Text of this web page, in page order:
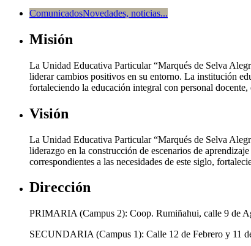
ComunicadosNovedades, noticias...
Misión
La Unidad Educativa Particular “Marqués de Selva
liderar cambios positivos en su entorno. La institución
fortaleciendo la educación integral con personal
Visión
La Unidad Educativa Particular “Marqués de Selva
liderazgo en la construcción de escenarios de
correspondientes a las necesidades de este siglo,
Dirección
PRIMARIA (Campus 2): Coop. Rumiñahui, calle 9 de
SECUNDARIA (Campus 1): Calle 12 de Febrero y 11